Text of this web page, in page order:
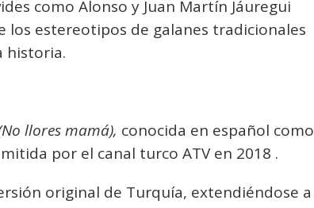
como Alonso y Juan Martín Jáuregui
los estereotipos de galanes tradicionales
historia.
llores mamá), conocida en español como
por el canal turco ATV en 2018 .
original de Turquía, extendiéndose a